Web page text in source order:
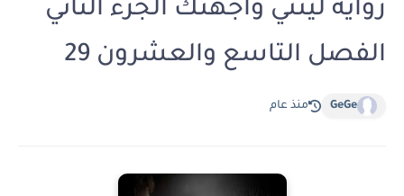
رواية ليتني واجهتك الجزء الثاني
الفصل التاسع والعشرون 29
GeGe منذ عام